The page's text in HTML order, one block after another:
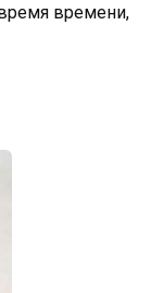
времени,